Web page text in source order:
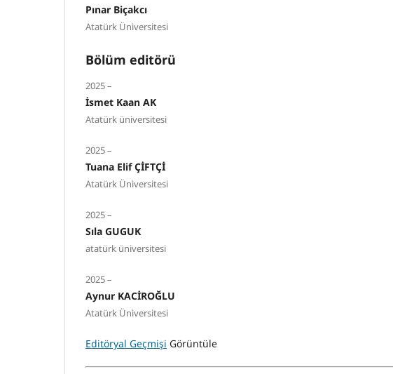
Pınar Biçakcı
Atatürk Üniversitesi
Bölüm editörü
2025 –
İsmet Kaan AK
Atatürk üniversitesi
2025 –
Tuana Elif ÇİFTÇİ
Atatürk Üniversitesi
2025 –
Sıla GUGUK
atatürk üniversitesi
2025 –
Aynur KACİROĞLU
Atatürk Üniversitesi
Editöryal Geçmişi Görüntüle